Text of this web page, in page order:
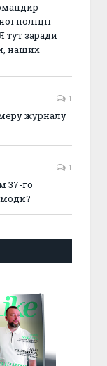
поліції
тут заради
наших
1
журналу
1
37-го